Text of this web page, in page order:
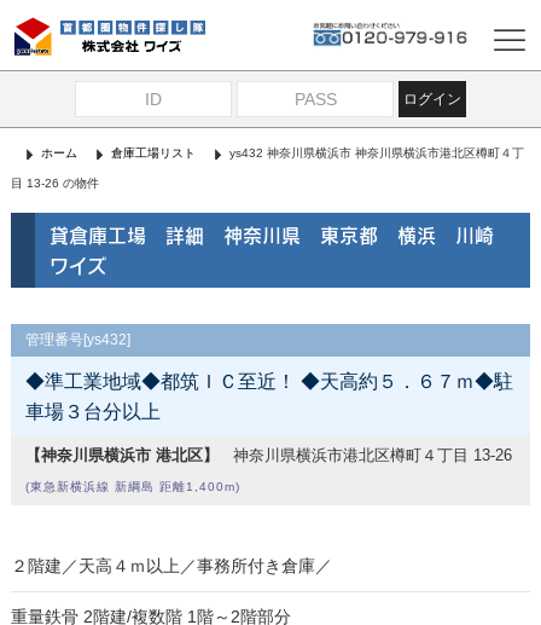
ログイン
ホーム 倉庫工場リスト ys432 神奈川県横浜市 神奈川県横浜市港北区樽町４丁
目 13-26 の物件
貸倉庫工場 詳細 神奈川県 東京都 横浜 川崎
ワイズ
管理番号[ys432]
◆準工業地域◆都筑ＩＣ至近！ ◆天高約５．６７ｍ◆駐
車場３台分以上
【神奈川県横浜市 港北区】 神奈川県横浜市港北区樽町４丁目 13-26
(東急新横浜線 新綱島 距離1,400m)
２階建／天高４ｍ以上／事務所付き倉庫／
重量鉄骨 2階建/複数階 1階～2階部分